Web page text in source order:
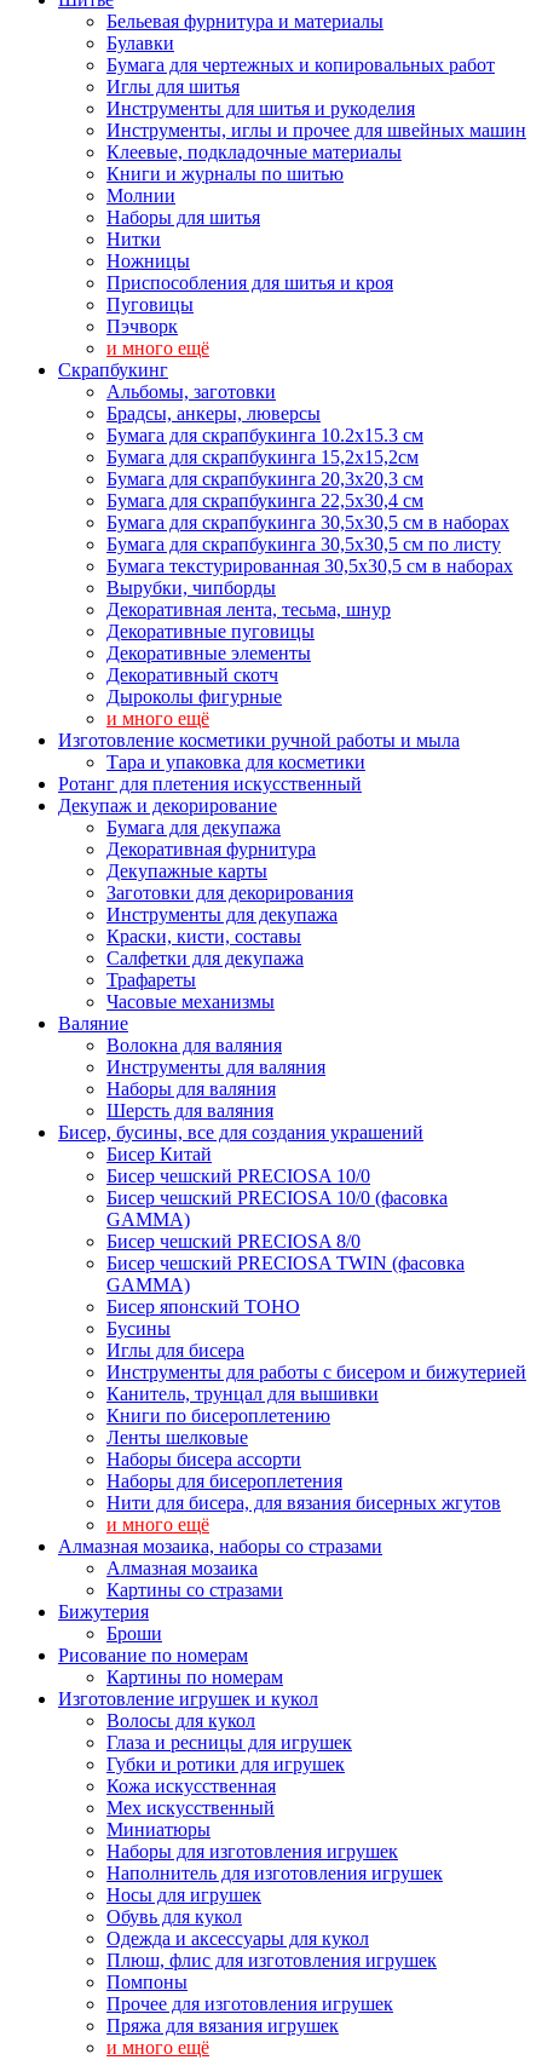
Бельевая фурнитура и материалы
Булавки
Бумага для чертежных и копировальных работ
Иглы для шитья
Инструменты для шитья и рукоделия
Инструменты, иглы и прочее для швейных машин
Клеевые, подкладочные материалы
Книги и журналы по шитью
Молнии
Наборы для шитья
Нитки
Ножницы
Приспособления для шитья и кроя
Пуговицы
Пэчворк
и много ещё
Скрапбукинг
Альбомы, заготовки
Брадсы, анкеры, люверсы
Бумага для скрапбукинга 10.2х15.3 см
Бумага для скрапбукинга 15,2х15,2см
Бумага для скрапбукинга 20,3х20,3 см
Бумага для скрапбукинга 22,5х30,4 см
Бумага для скрапбукинга 30,5х30,5 см в наборах
Бумага для скрапбукинга 30,5х30,5 см по листу
Бумага текстурированная 30,5х30,5 см в наборах
Вырубки, чипборды
Декоративная лента, тесьма, шнур
Декоративные пуговицы
Декоративные элементы
Декоративный скотч
Дыроколы фигурные
и много ещё
Изготовление косметики ручной работы и мыла
Тара и упаковка для косметики
Ротанг для плетения искусственный
Декупаж и декорирование
Бумага для декупажа
Декоративная фурнитура
Декупажные карты
Заготовки для декорирования
Инструменты для декупажа
Краски, кисти, составы
Салфетки для декупажа
Трафареты
Часовые механизмы
Валяние
Волокна для валяния
Инструменты для валяния
Наборы для валяния
Шерсть для валяния
Бисер, бусины, все для создания украшений
Бисер Китай
Бисер чешский PRECIOSA 10/0
Бисер чешский PRECIOSA 10/0 (фасовка
GAMMA)
Бисер чешский PRECIOSA 8/0
Бисер чешский PRECIOSA TWIN (фасовка
GAMMA)
Бисер японский TOHO
Бусины
Иглы для бисера
Инструменты для работы с бисером и бижутерией
Канитель, трунцал для вышивки
Книги по бисероплетению
Ленты шелковые
Наборы бисера ассорти
Наборы для бисероплетения
Нити для бисера, для вязания бисерных жгутов
и много ещё
Алмазная мозаика, наборы со стразами
Алмазная мозаика
Картины co стразами
Бижутерия
Броши
Рисование по номерам
Картины по номерам
Изготовление игрушек и кукол
Волосы для кукол
Глаза и ресницы для игрушек
Губки и ротики для игрушек
Кожа искусственная
Мех искусственный
Миниатюры
Наборы для изготовления игрушек
Наполнитель для изготовления игрушек
Носы для игрушек
Обувь для кукол
Одежда и аксессуары для кукол
Плюш, флис для изготовления игрушек
Помпоны
Прочее для изготовления игрушек
Пряжа для вязания игрушек
и много ещё